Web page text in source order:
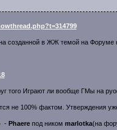
созданной в ЖЖ темой на Форуме
того Играют ли вообще ГМы на
не 100% фактом. Утверждения
- Phaereпод ником marlotka(на